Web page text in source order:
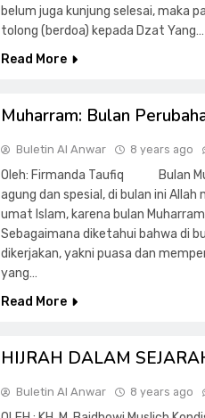
belum juga kunjung selesai, maka
tolong (berdoa) kepada Dzat Yang…
Read More
Muharram: Bulan
Buletin Al Anwar 8 years ago
Oleh: Firmanda Taufiq Bulan
agung dan spesial, di bulan ini
umat Islam, karena bulan
Sebagaimana diketahui bahwa di
dikerjakan, yakni puasa dan
yang…
Read More
HIJRAH DALAM
Buletin Al Anwar 8 years ago